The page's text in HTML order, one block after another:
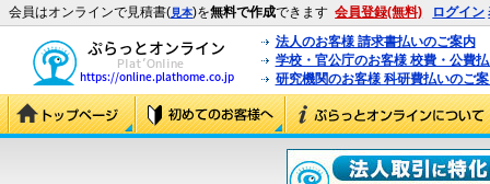
会員はオンラインで見積書(見本)を無料で作成できます 会員登録(無料) ログイン
法人のお客様 請求書払いのご案内
学校・官公庁のお客様 校費・公費
研究機関のお客様 科研費払いのご